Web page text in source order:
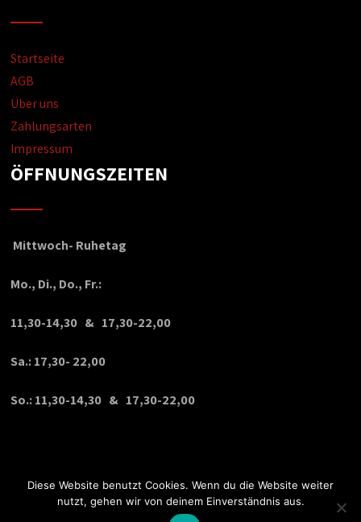
Startseite
AGB
Über uns
Zahlungsarten
Impressum
ÖFFNUNGSZEITEN
Mittwoch- Ruhetag
Mo., Di., Do., Fr.:
11,30-14,30 & 17,30-22,00
Sa.: 17,30- 22,00
So.: 11,30-14,30 & 17,30-22,00
Diese Website benutzt Cookies. Wenn du die Website weiter
nutzt, gehen wir von deinem Einverständnis aus.